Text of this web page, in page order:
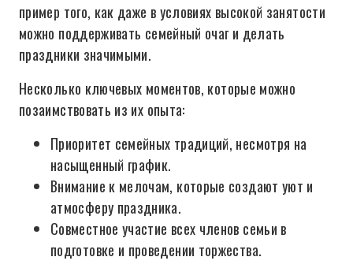
пример того, как даже в условиях высокой занятости
можно поддерживать семейный очаг и делать
праздники значимыми.
Несколько ключевых моментов, которые можно
позаимствовать из их опыта:
Приоритет семейных традиций, несмотря на
насыщенный график.
Внимание к мелочам, которые создают уют и
атмосферу праздника.
Совместное участие всех членов семьи в
подготовке и проведении торжества.